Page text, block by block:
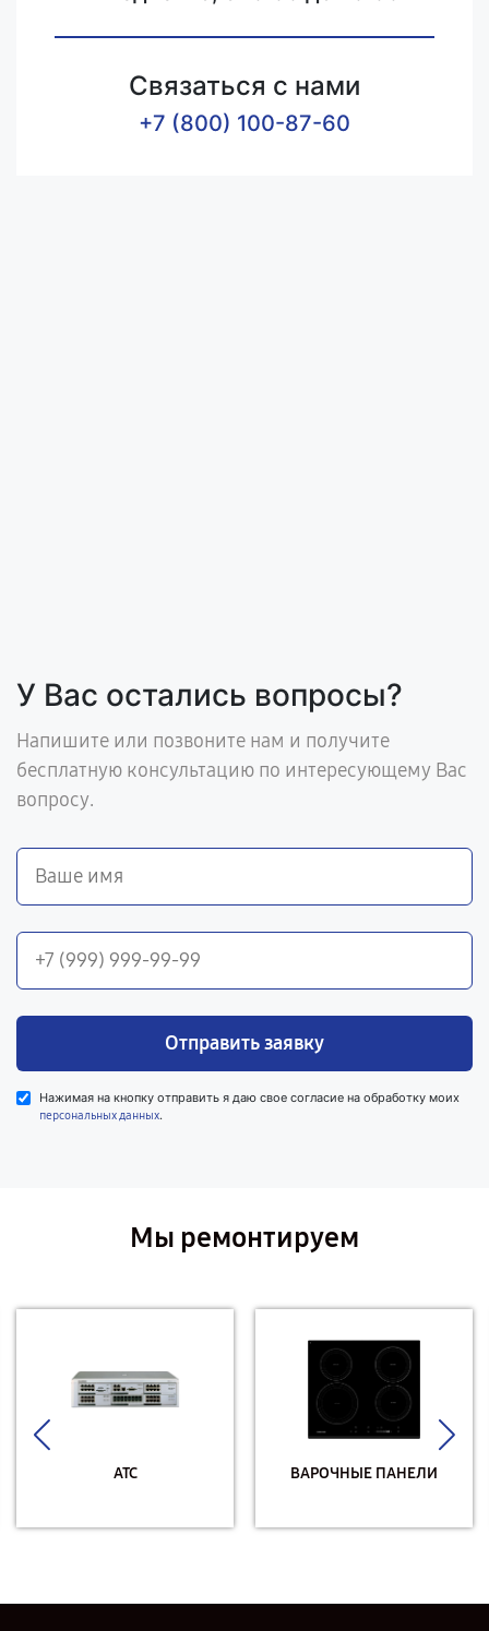
Связаться с нами
+7 (800) 100-87-60
У Вас остались вопросы?
Напишите или позвоните нам и получите
бесплатную консультацию по интересующему Вас
вопросу.
Отправить заявку
Нажимая на кнопку отправить я даю свое согласие на обработку моих
персональных данных.
Мы ремонтируем
АТС ВАРОЧНЫЕ ПАНЕЛИ